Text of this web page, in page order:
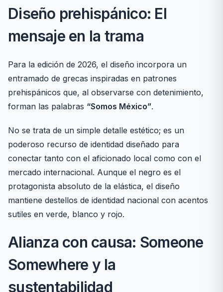
Diseño prehispánico: El
mensaje en la trama
Para la edición de 2026, el diseño incorpora un
entramado de grecas inspiradas en patrones
prehispánicos que, al observarse con detenimiento,
forman las palabras “Somos México”.
No se trata de un simple detalle estético; es un
poderoso recurso de identidad diseñado para
conectar tanto con el aficionado local como con el
mercado internacional. Aunque el negro es el
protagonista absoluto de la elástica, el diseño
mantiene destellos de identidad nacional con acentos
sutiles en verde, blanco y rojo.
Alianza con causa: Someone
Somewhere y la
sustentabilidad